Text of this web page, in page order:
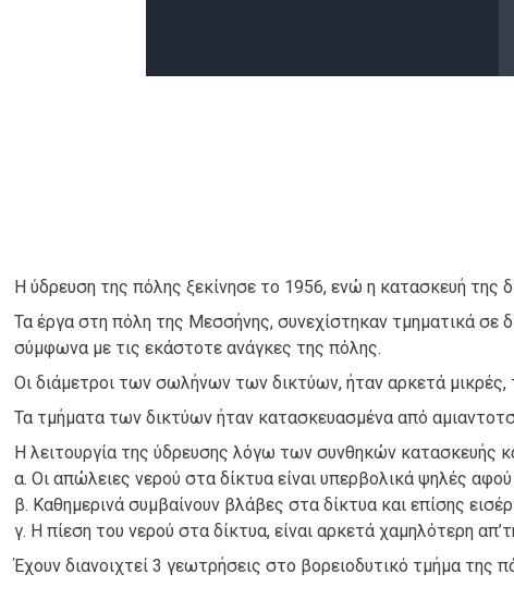
Η ύδρευση της πόλης ξεκίνησε το 1956, ενώ η κατασκευή της
Τα έργα στη πόλη της Μεσσήνης, συνεχίστηκαν τμηματικά σε
σύμφωνα με τις εκάστοτε ανάγκες της πόλης.
Οι διάμετροι των σωλήνων των δικτύων, ήταν αρκετά
Τα τμήματα των δικτύων ήταν κατασκευασμένα από
Η λειτουργία της ύδρευσης λόγω των συνθηκών κατασκευής
α. Οι απώλειες νερού στα δίκτυα είναι υπερβολικά ψηλές
β. Καθημερινά συμβαίνουν βλάβες στα δίκτυα και επίσης
γ. Η πίεση του νερού στα δίκτυα, είναι αρκετά χαμηλότερη
Έχουν διανοιχτεί 3 γεωτρήσεις στο βορειοδυτικό τμήμα της